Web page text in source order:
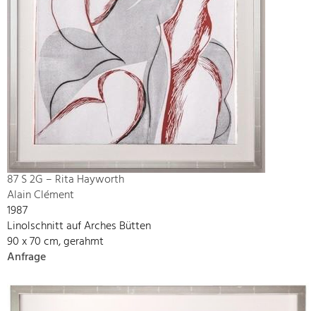
87 S 2G – Rita Hayworth
Alain Clément
1987
Linolschnitt auf Arches Bütten
90 x 70 cm, gerahmt
Anfrage